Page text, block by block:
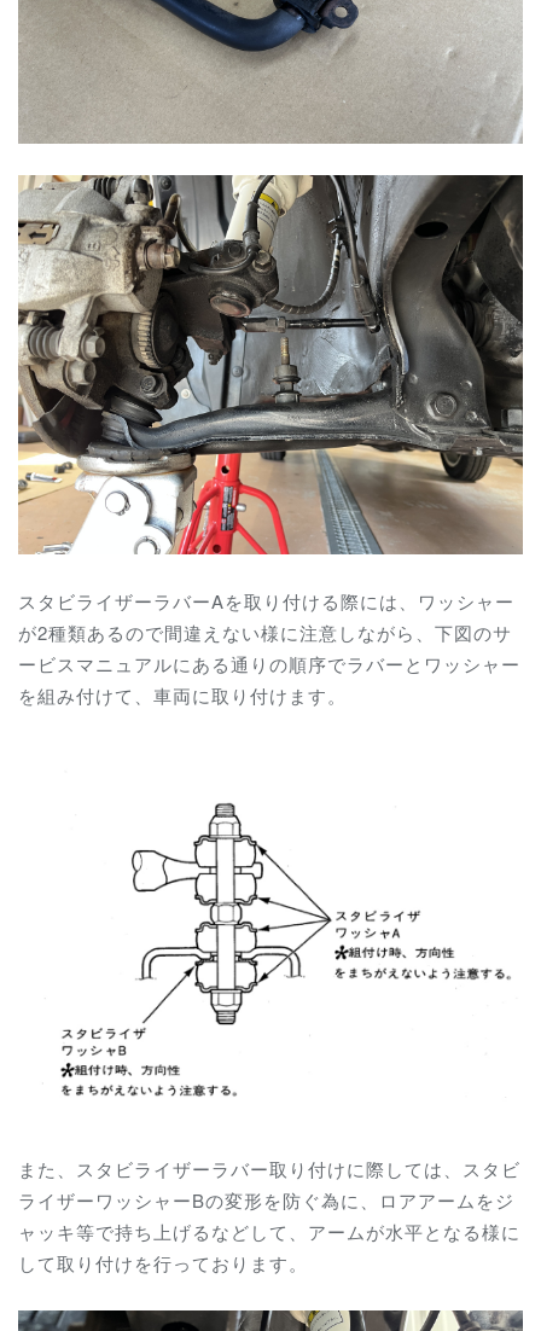
スタビライザーラバーAを取り付ける際には、ワッシャー
が2種類あるので間違えない様に注意しながら、下図のサ
ービスマニュアルにある通りの順序でラバーとワッシャー
を組み付けて、車両に取り付けます。
また、スタビライザーラバー取り付けに際しては、スタビ
ライザーワッシャーBの変形を防ぐ為に、ロアアームをジ
ャッキ等で持ち上げるなどして、アームが水平となる様に
して取り付けを行っております。